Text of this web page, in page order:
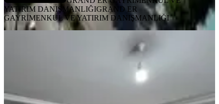
YATIRIM DANIŞMANLIĞIGRAND ER
GAYRİMENKUL VE YATIRIM DANIŞMANLIĞI
Erdemli Arpaçbahşiş'de Denize Yakın
Geniş Oturumlu 1+1 Daire
Erdemli, Arpaçbahşiş Mahallesi